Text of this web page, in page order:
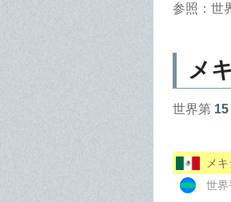
参照：世
メ
世界第 15
メキ
世界